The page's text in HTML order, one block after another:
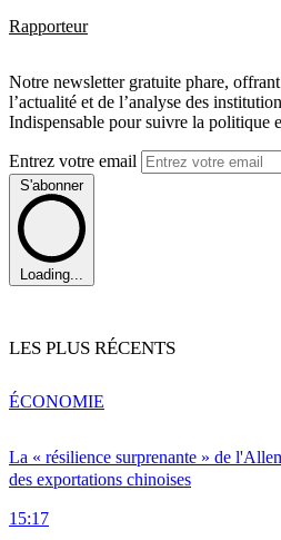
Rapporteur
Notre newsletter gratuite phare,
l’actualité et de l’analyse des
Indispensable pour suivre la politique
Entrez votre email
S'abonner
Loading...
LES PLUS RÉCENTS
La « résilience surprenante » de
des exportations chinoises
15:17
ÉCONOMIE